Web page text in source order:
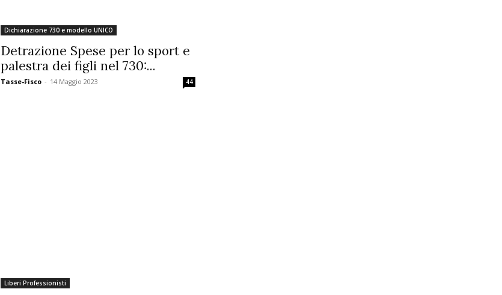
Dichiarazione 730 e modello UNICO
Detrazione Spese per lo sport e
palestra dei figli nel 730:...
Tasse-Fisco - 14 Maggio 2023 44
Liberi Professionisti